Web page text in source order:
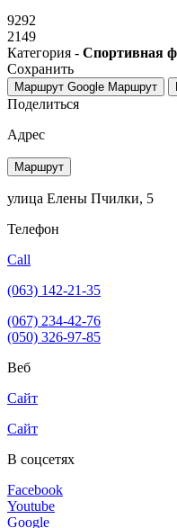
9292
2149
Категория - Спортивная
Сохранить
Маршрут Google Маршрут
Поделиться
Адрес
Маршрут
улица Елены Пчилки, 5
Телефон
Call
(063) 142-21-35
(067) 234-42-76
(050) 326-97-85
Веб
Сайт
Сайт
В соцсетях
Facebook
Youtube
Google